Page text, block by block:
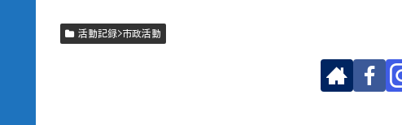
活動記録>市政活動